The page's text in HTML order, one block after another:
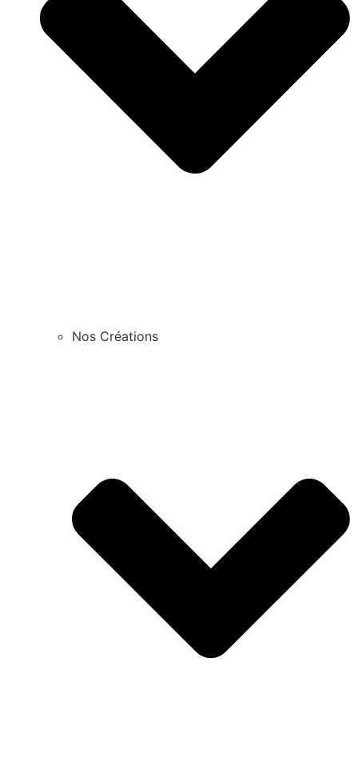
Nos Créations